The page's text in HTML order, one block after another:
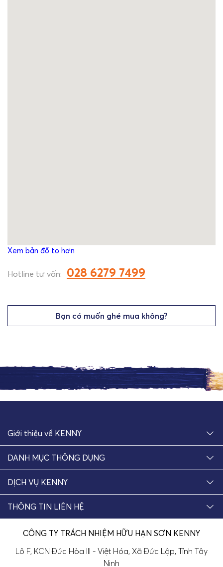
Xem bản đồ to hơn
Hotline tư vấn: 028 6279 7499
Bạn có muốn ghé mua không?
Giới thiệu về KENNY
DANH MỤC THÔNG DỤNG
DỊCH VỤ KENNY
THÔNG TIN LIÊN HỆ
CÔNG TY TRÁCH NHIỆM HỮU HẠN SƠN KENNY
Lô F, KCN Đức Hòa III - Việt Hóa, Xã Đức Lập, Tỉnh Tây
Ninh